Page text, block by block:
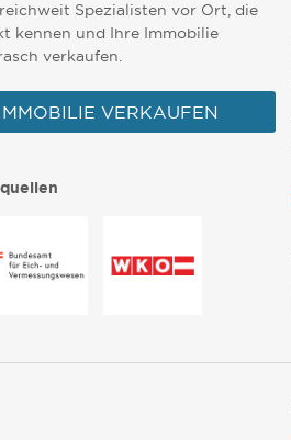
Spezialisten vor Ort, die
kennen und Ihre Immobilie
verkaufen.
VERKAUFEN